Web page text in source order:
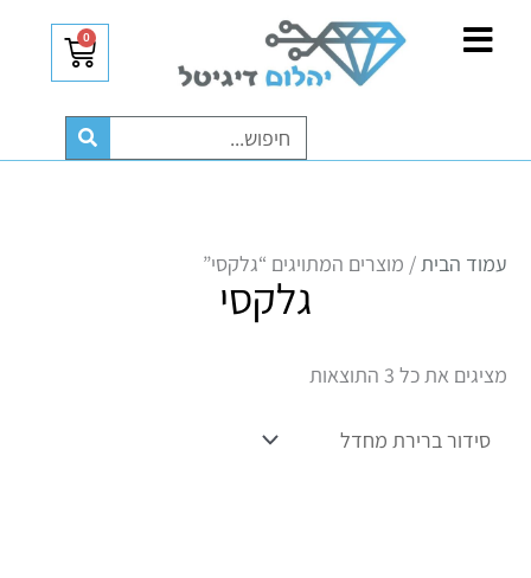
לתוכן
0
עגלת
קניות
חיפוש
עמוד הבית/ מוצרים המתויגים “גלקסי”
גלקסי
מציגים את כל ⁦3⁩ התוצאות